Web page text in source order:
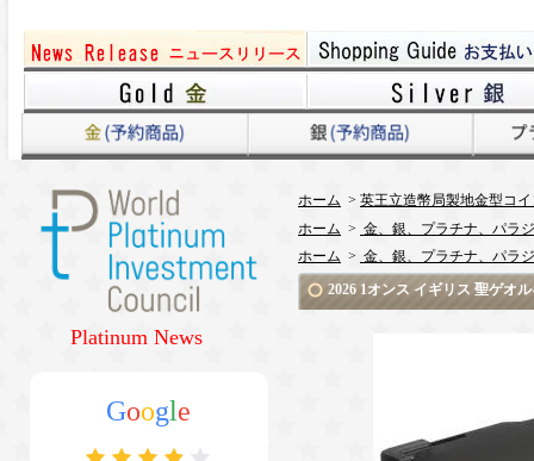
Platinum News
Google
ホーム > 英王立造幣局製地金型コ
ホーム > 金、銀、プラチナ、パラ
ホーム > 金、銀、プラチナ、パラ
2026 1オンス イギリス 聖ゲオ